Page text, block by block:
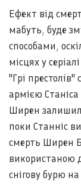
Ефект від
мабуть, буде
способами,
місцях у
"Грі
армією
Ширен
поки Станніс
смерть Ширен
використаною
снігову бурю